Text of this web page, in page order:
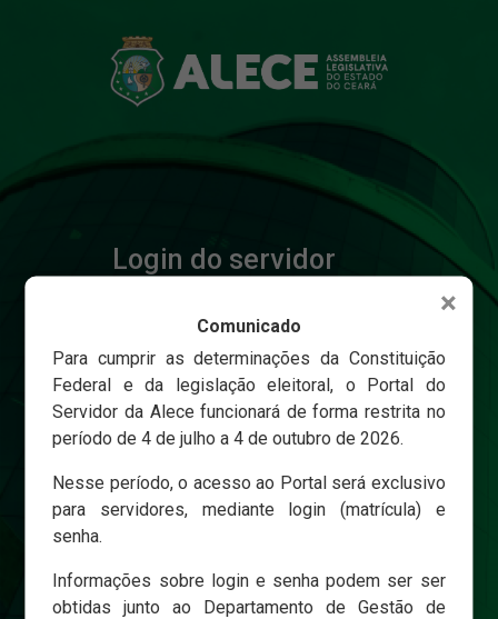
Login do servidor
Senha
Esqueci minha senha
×
Comunicado
Para cumprir as determinações da Constituição
Federal e da legislação eleitoral, o Portal do
Servidor da Alece funcionará de forma restrita no
período de 4 de julho a 4 de outubro de 2026.
Nesse período, o acesso ao Portal será exclusivo
para servidores, mediante login (matrícula) e
senha.
Informações sobre login e senha podem ser ser
obtidas junto ao Departamento de Gestão de